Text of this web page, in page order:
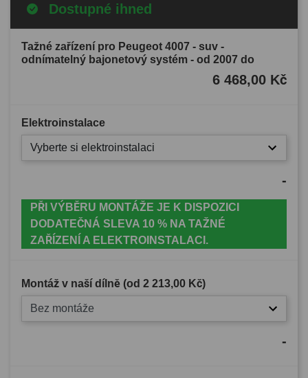
Dostupné ihned
Tažné zařízení pro Peugeot 4007 - suv -
odnímatelný bajonetový systém - od 2007 do
6 468,00 Kč
Elektroinstalace
Vyberte si elektroinstalaci
-
PŘI VÝBĚRU MONTÁŽE JE K DISPOZICI
DODATEČNÁ SLEVA 10 % NA TAŽNÉ
ZAŘÍZENÍ A ELEKTROINSTALACI.
Montáž v naší dílně (od 2 213,00 Kč)
Bez montáže
-